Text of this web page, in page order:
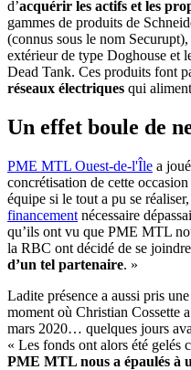
d’acquérir les actifs et les
gammes de produits de
(connus sous le nom
extérieur de type Doghouse et
Dead Tank. Ces produits font
réseaux électriques qui
Un effet boule de
PME MTL Ouest-de-l'Île a
concrétisation de cette
équipe si le tout a pu se
financement nécessaire
qu’ils ont vu que PME MTL
la RBC ont décidé de se
d’un tel partenaire. »
Ladite présence a aussi pris
moment où Christian Cossette
mars 2020… quelques jours
« Les fonds ont alors été gelés
PME MTL nous a épaulés à